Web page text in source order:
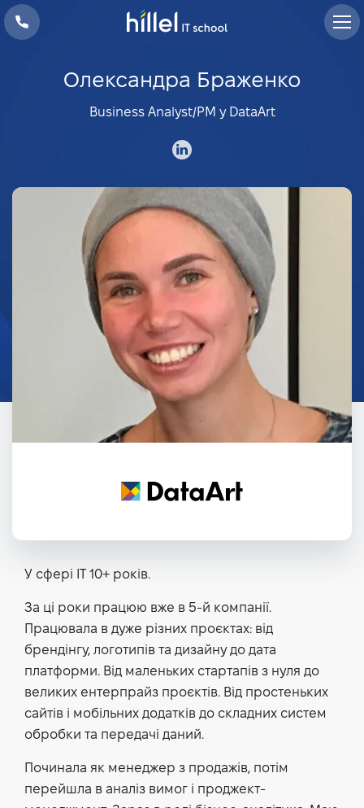
Олександра Браженко
Business Analyst/PM у DataArt
У сфері IT 10+ років.
За ці роки працюю вже в 5-й компанії.
Працювала в дуже різних проєктах: від
брендінгу, логотипів та дизайну до дата
платформи. Від маленьких стартапів з нуля до
великих ентерпрайз проєктів. Від простеньких
сайтів і мобільних додатків до складних систем
обробки та передачі даний.
Починала як менеджер з продажів, потім
перейшла в аналіз вимог і проджект-